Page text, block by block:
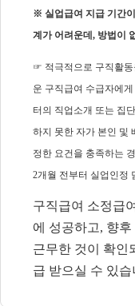
※ 실업급여 지급 기간
계가 어려운데, 방법이
☞ 적극적으로 구직활
운 구직급여 수급자에
터의 직업소개 또는 집
하지 못한 자가 본인 및
정한 요건을 충족하는
2개월 전부터 실업인정
구직급여 소정급
에 성공하고, 향후
근무한 것이 확인
급 받으실 수 있습